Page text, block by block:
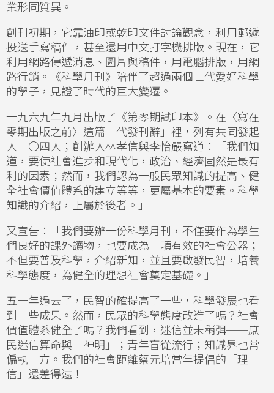
業形同質異。
創刊初期，它靠油印或乾印文件討論觀念，利用郵遞
投送手寫稿件，甚至還用中文打字機排版。現在，它
利用網路傳遞消息、圖片與稿件，用電腦排版，用網
路行銷。《科學月刊》陪伴了超過兩個世代愛好科學
的學子，見證了時代的巨大變遷。
一九六九年九月出版了《第零期試印本》。在〈寫在
零期出版之前〉這篇「代發刊辭」裡，列有共同發起
人一〇四人；創辦人林孝信與李怡嚴寫道：「我們知
道，要使社會進步和現代化，政治、經濟固然是最有
利的因素；然而，我們認為一般民眾知識的提高、健
全社會價值體系的建立等等，更屬基本的要素。科學
知識的介紹，正屬於後者。」
又宣告：「我們要辦一份科學月刊，不僅要作為學生
們良好的課外讀物，也要成為一項有效的社會公器；
不但要普及科學，介紹新知，並且要啟發民智，培養
科學態度，為健全的理想社會奠定基礎。」
五十年過去了，民智的確提高了一些，科學發展也看
到一些成果。然而，民眾的科學態度改進了嗎？社會
價值體系健全了嗎？我們看到，迷信並未稍弭──庶
民迷信算命與「神明」；青年盲從流行；知識界也常
偏執一方。我們的社會距離蔡元培當年提倡的「理
信」還差得遠！